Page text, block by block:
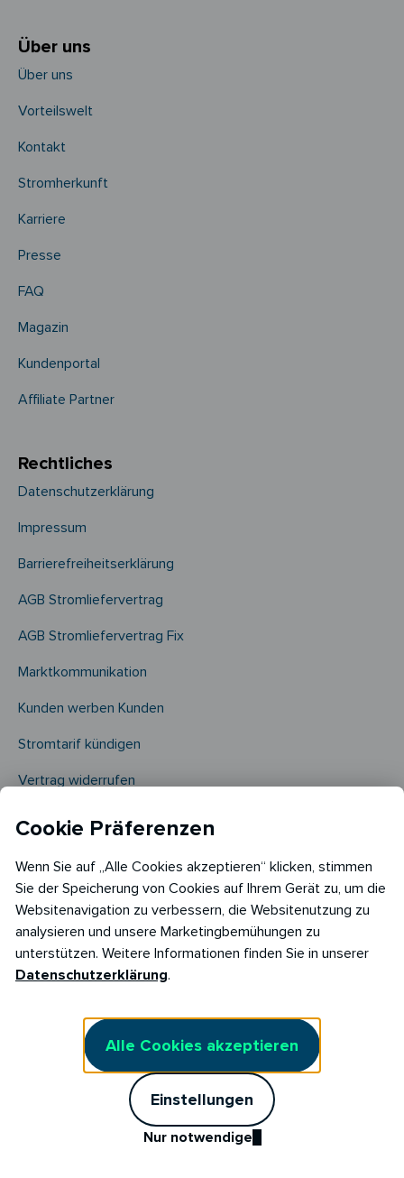
Über uns
Über uns
Vorteilswelt
Kontakt
Stromherkunft
Karriere
Presse
FAQ
Magazin
Kundenportal
Affiliate Partner
Rechtliches
Datenschutzerklärung
Impressum
Barrierefreiheitserklärung
AGB Stromliefervertrag
AGB Stromliefervertrag Fix
Marktkommunikation
Kunden werben Kunden
Stromtarif kündigen
Vertrag widerrufen
Cookie Einstellungen
RABOT Energy DE GmbH
Hopfenmarkt 33,
20457 Hamburg
Cookie Präferenzen
Wenn Sie auf „Alle Cookies akzeptieren“ klicken, stimmen
Sie der Speicherung von Cookies auf Ihrem Gerät zu, um die
Websitenavigation zu verbessern, die Websitenutzung zu
analysieren und unsere Marketingbemühungen zu
unterstützen. Weitere Informationen finden Sie in unserer
Datenschutzerklärung.
Alle Cookies akzeptieren
Einstellungen
Nur notwendige